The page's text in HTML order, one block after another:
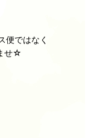
便ではなく
せ☆